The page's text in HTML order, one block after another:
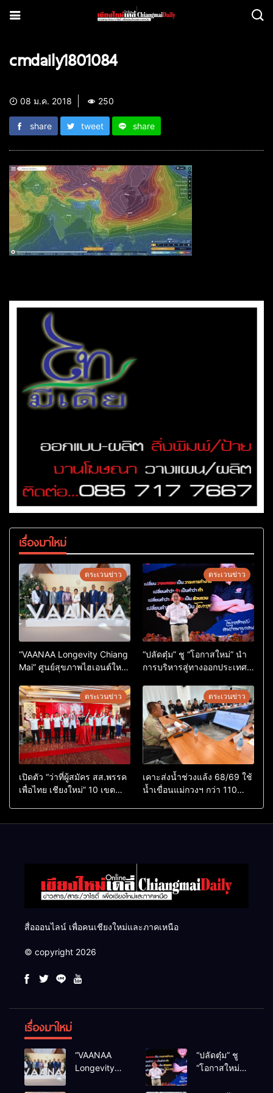
cmdaily1801084
08 ม.ค. 2018 250
share tweet share
เรื่องมาใหม่
ตระเวนข่าว
“VAANAA Longevity Chiang
Mai” ศูนย์สุขภาพไฮเอนต์ใหญ่
ตระเวนข่าว
“ปลัดตุ๋ม” ชู “โอกาสใหม่” นำ
การบริหารสู่ทางออกประเทศ
ตระเวนข่าว
เปิดตัว “ว่าที่ผู้สมัคร สส.พรรค
เพื่อไทย เชียงใหม่” 10 เขต
ตระเวนข่าว
เคาะส่งน้ำช่วงแล้ง 68/69 ใช้
น้ำเขื่อนแม่กวงฯ กว่า 110
สื่อออนไลน์ เพื่อคนเชียงใหม่และภาคเหนือ
© copyright 2026
เรื่องมาใหม่
“VAANAA
Longevity
“ปลัดตุ๋ม” ชู
“โอกาสใหม่”